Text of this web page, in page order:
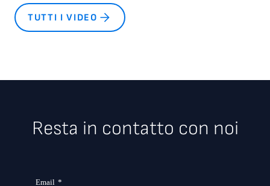
TUTTI I VIDEO
Resta in contatto con noi